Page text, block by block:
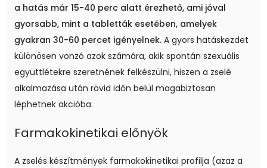
a hatás már 15-40 perc alatt érezhető, ami jóval
gyorsabb, mint a tabletták esetében, amelyek
gyakran 30-60 percet igényelnek. A gyors hatáskezdet
különösen vonzó azok számára, akik spontán szexuális
együttlétekre szeretnének felkészülni, hiszen a zselé
alkalmazása után rövid időn belül magabiztosan
léphetnek akcióba.
Farmakokinetikai előnyök
A zselés készítmények farmakokinetikai profilja (azaz a